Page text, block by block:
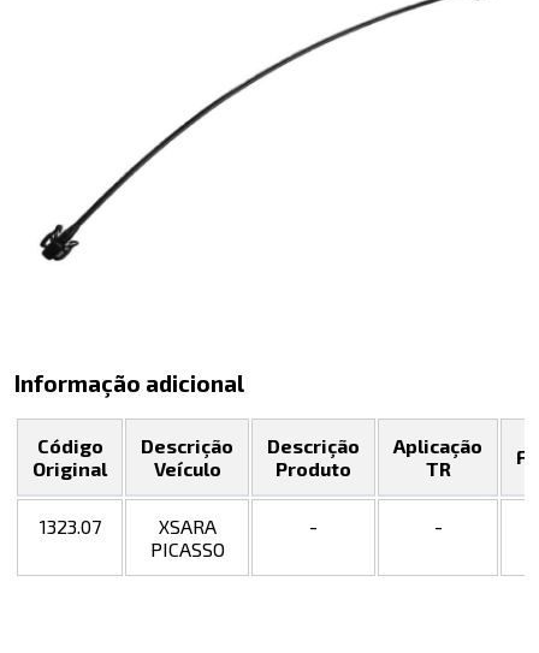
Informação adicional
Código
Original
Descrição
Veículo
Descrição
Produto
Aplicação
TR
1323.07
XSARA
PICASSO
- -